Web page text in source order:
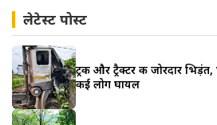
लेटेस्ट पोस्ट
ट्रक और ट्रैक्टर की जोरदार
कई लोग घायल